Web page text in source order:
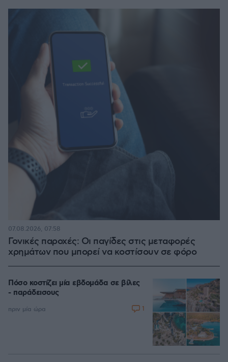
Γονικές παροχές: Οι παγίδες στις μεταφορές
χρημάτων που μπορεί να κοστίσουν σε φόρο
07.08.2026, 07:58
Πόσο κοστίζει μία εβδομάδα σε βίλες
- παράδεισους
πριν μία ώρα 1